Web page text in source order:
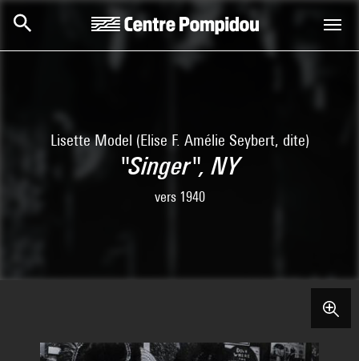
Centre Pompidou
Lisette Model (Elise F. Amélie Seybert, dite)
"Singer", NY
vers 1940